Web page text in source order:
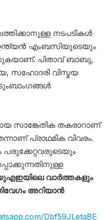
നടപടികൾ
എംബസിയുടെയും
പിതാവ് ബാബു,
സഹോദരി വിസ്മയ
സാങ്കേതിക തകരാറാണ്
പ്രാഥമിക വിവരം.
പരുക്കേറ്റവരുടെയും
വാർത്തകളും
അറിയാൻ
Dbf59JLetgBE